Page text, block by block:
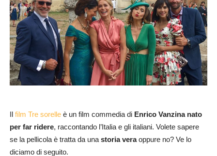
Il film Tre sorelle è un film commedia di Enrico Vanzina nato
per far ridere, raccontando l’Italia e gli italiani. Volete sapere
se la pellicola è tratta da una storia veraoppure no? Ve lo
diciamo di seguito.